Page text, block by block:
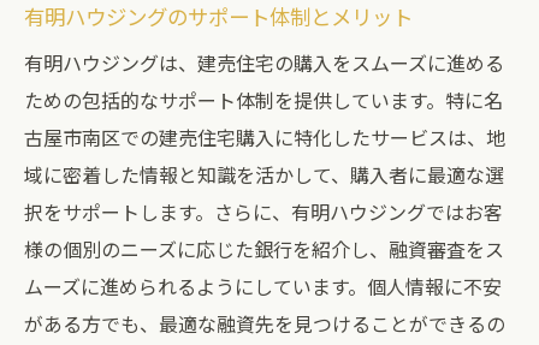
有明ハウジングのサポート体制とメリット
有明ハウジングは、建売住宅の購入をスムーズに進める
ための包括的なサポート体制を提供しています。特に名
古屋市南区での建売住宅購入に特化したサービスは、地
域に密着した情報と知識を活かして、購入者に最適な選
択をサポートします。さらに、有明ハウジングではお客
様の個別のニーズに応じた銀行を紹介し、融資審査をス
ムーズに進められるようにしています。個人情報に不安
がある方でも、最適な融資先を見つけることができるの